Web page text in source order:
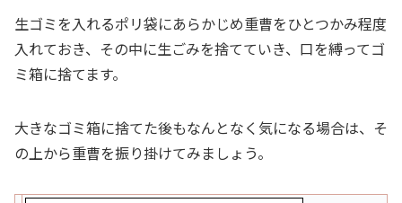
生ゴミを入れるポリ袋にあらかじめ重曹をひとつかみ程度
入れておき、その中に生ごみを捨てていき、口を縛ってゴ
ミ箱に捨てます。
大きなゴミ箱に捨てた後もなんとなく気になる場合は、そ
の上から重曹を振り掛けてみましょう。